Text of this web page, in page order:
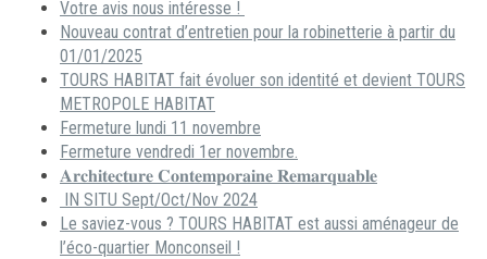
Votre avis nous intéresse !
Nouveau contrat d’entretien pour la robinetterie à partir du
01/01/2025
TOURS HABITAT fait évoluer son identité et devient TOURS
METROPOLE HABITAT
Fermeture lundi 11 novembre
Fermeture vendredi 1er novembre.
𝐀𝐫𝐜𝐡𝐢𝐭𝐞𝐜𝐭𝐮𝐫𝐞 𝐂𝐨𝐧𝐭𝐞𝐦𝐩𝐨𝐫𝐚𝐢𝐧𝐞 𝐑𝐞𝐦𝐚𝐫𝐪𝐮𝐚𝐛𝐥𝐞
IN SITU Sept/Oct/Nov 2024
Le saviez-vous ? TOURS HABITAT est aussi aménageur de
l’éco-quartier Monconseil !